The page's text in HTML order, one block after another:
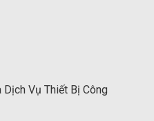
Vụ Thiết Bị Công